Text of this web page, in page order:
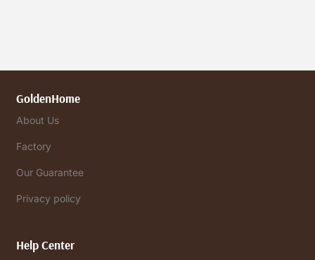
GoldenHome
About Us
Factory
Our Guarantee
Privacy policy
Help Center